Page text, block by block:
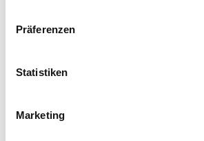
Präferenzen
Statistiken
Marketing